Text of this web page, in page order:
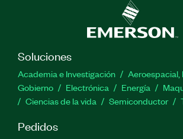
Soluciones
Academia e Investigación
Aeroespacial,
Gobierno
Electrónica Energía
Ciencias de la vida
Semiconductor
Pedidos